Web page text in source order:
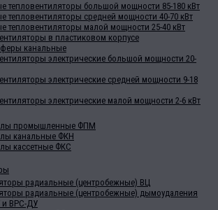
тепловентиляторы большой мощности 85-180 кВт
тепловентиляторы средней мощности 40-70 кВт
тепловентиляторы малой мощности 25-40 кВт
в пластиковом корпусе
канальные
электрические большой мощности 20-
электрические средней мощности 9-18
электрические малой мощности 2-6 кВт
промышленные ФПМ
канальные ФКН
кассетные ФКС
радиальные (центробежные) ВЦ
радиальные (центробежные) дымоудаления
и ВРС-ДУ